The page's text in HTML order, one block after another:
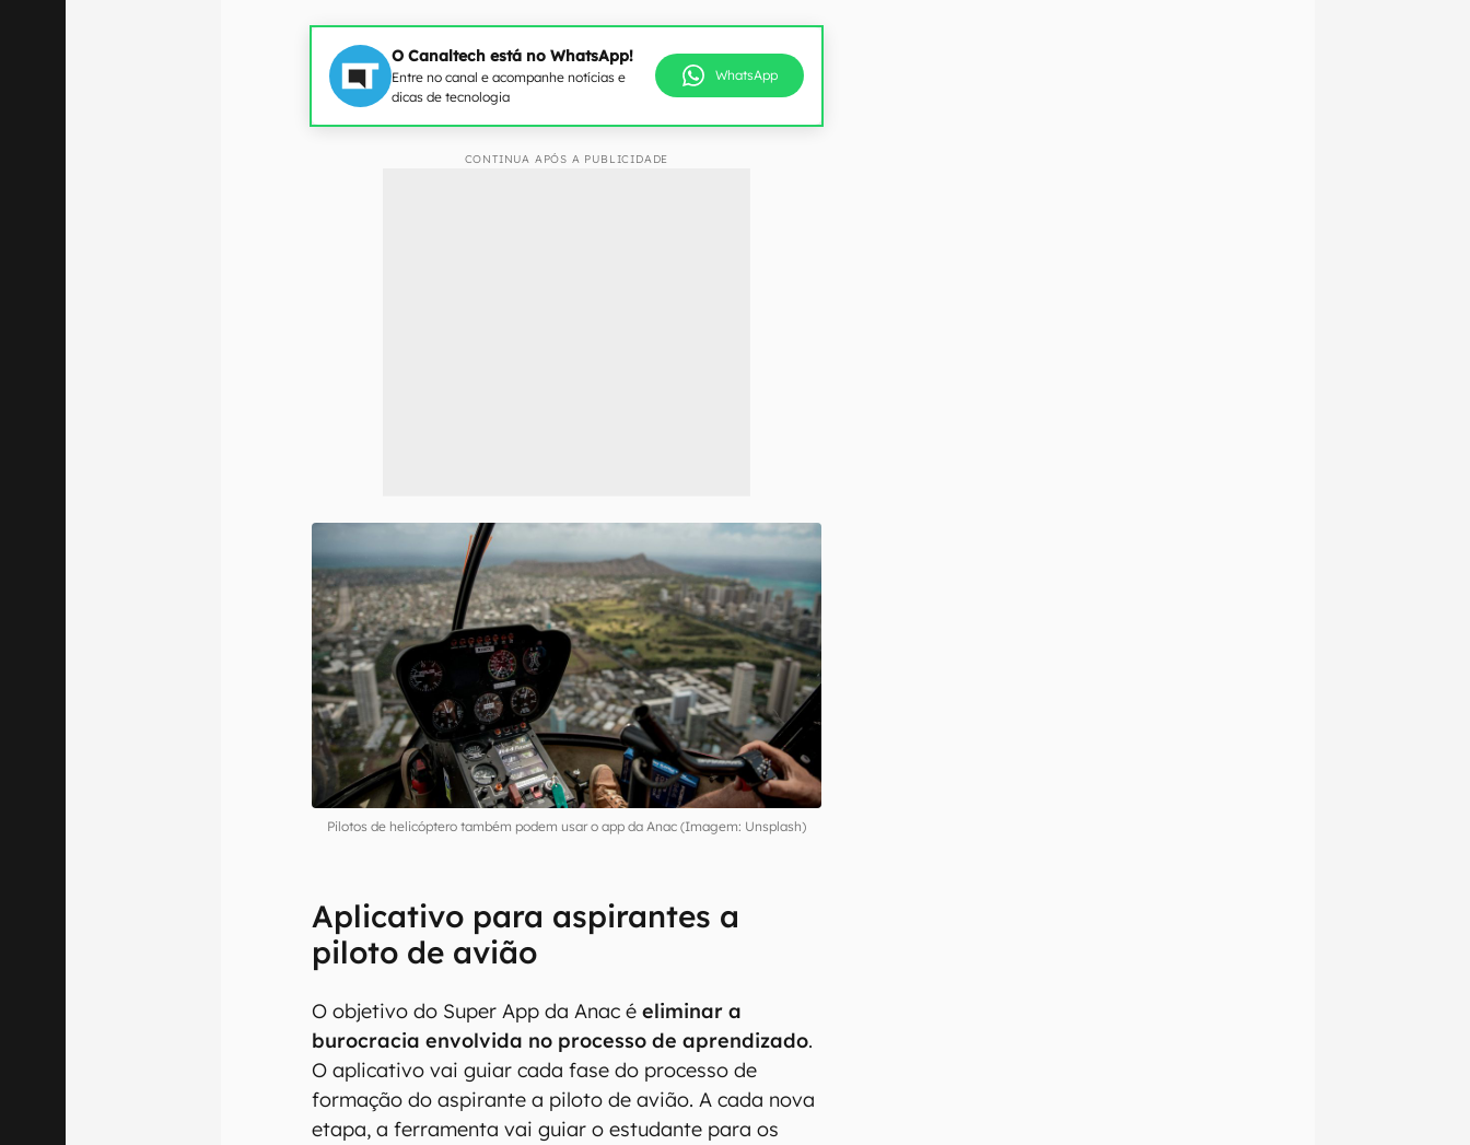
O Canaltech está no WhatsApp!
Entre no canal e acompanhe notícias e
dicas de tecnologia
WhatsApp
CONTINUA APÓS A PUBLICIDADE
Pilotos de helicóptero também podem usar o app da Anac (Imagem: Unsplash)
Aplicativo para aspirantes a
piloto de avião
O objetivo do Super App da Anac éeliminar a
burocracia envolvida no processo de aprendizado.
O aplicativo vai guiar cada fase do processo de
formação do aspirante a piloto de avião. A cada nova
etapa, a ferramenta vai guiar o estudante para os